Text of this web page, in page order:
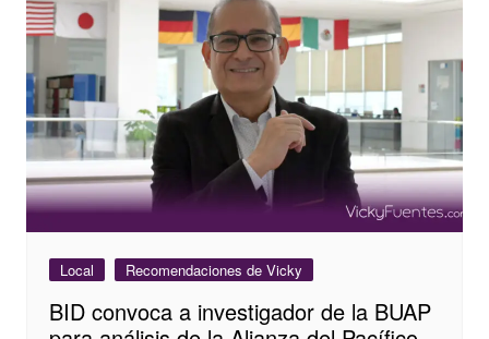
Local Recomendaciones de Vicky
BID convoca a investigador de la BUAP